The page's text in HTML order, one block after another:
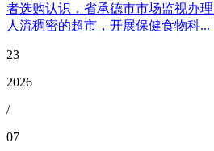
者选购认识，省承德市市场监视办
人流稠密的超市，开展保健食物科...
23
2026
/
07